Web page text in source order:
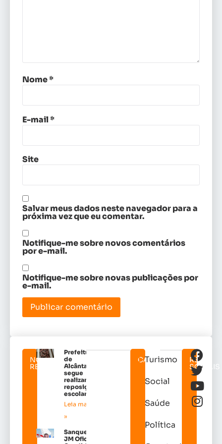
Nome*
E-mail*
Site
Salvar meus dados neste navegador para a
próxima vez que eu comentar.
Notifique-me sobre novos comentários
por e-mail.
Notifique-me sobre novas publicações por
e-mail.
NOTICIAS
RELACIONADAS
Prefeitura
de
Alcântara
segue
realizando
reposição
escolar
Leia mais
»
Sanquez da
JM Oficializa
CATEGORIAS
Turismo
Social
Saúde
Política
REDES
SOCIAIS